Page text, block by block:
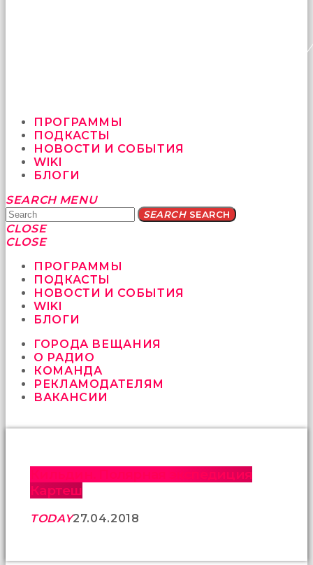
ПРОГРАММЫ
ПОДКАСТЫ
НОВОСТИ И СОБЫТИЯ
WIKI
БЛОГИ
Yatağa
bile
geçmeye
fırsat
sikici
kocalar
güzel
karıları
öttürüyor
sex
hikayeleri
kızların
rahatlıyorlar
altyazılı
porno
yakın
sonu
SEARCH MENU
SEARCHSEARCH
CLOSE
CLOSE
ПРОГРАММЫ
ПОДКАСТЫ
НОВОСТИ И СОБЫТИЯ
WIKI
БЛОГИ
ГОРОДА ВЕЩАНИЯ
О РАДИО
КОМАНДА
РЕКЛАМОДАТЕЛЯМ
ВАКАНСИИ
Кильдин. Полярная экспедиция
Картеш
TODAY27.04.2018